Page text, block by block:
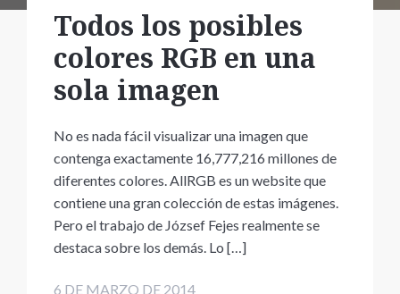
Todos los posibles
colores RGB en una
sola imagen
No es nada fácil visualizar una imagen que
contenga exactamente 16,777,216 millones de
diferentes colores. AllRGB es un website que
contiene una gran colección de estas imágenes.
Pero el trabajo de József Fejes realmente se
destaca sobre los demás. Lo […]
6 DE MARZO DE 2014